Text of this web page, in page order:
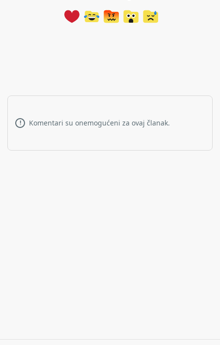
! Komentari su onemogućeni za ovaj članak.